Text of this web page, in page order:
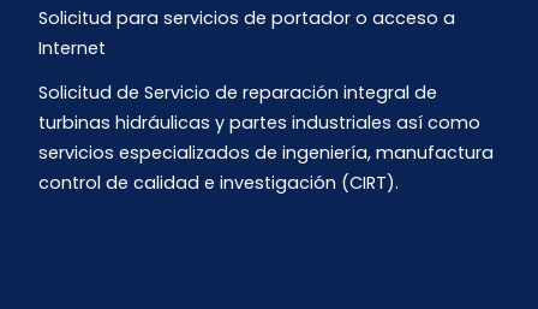
Solicitud para servicios de portador o acceso a
Internet
Solicitud de Servicio de reparación integral de
turbinas hidráulicas y partes industriales así como
servicios especializados de ingeniería, manufactura
control de calidad e investigación (CIRT).